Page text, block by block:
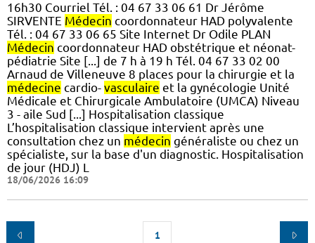
16h30 Courriel Tél. : 04 67 33 06 61 Dr Jérôme
SIRVENTE Médecin coordonnateur HAD polyvalente
Tél. : 04 67 33 06 65 Site Internet Dr Odile PLAN
Médecin coordonnateur HAD obstétrique et néonat-
pédiatrie Site [...] de 7 h à 19 h Tél. 04 67 33 02 00
Arnaud de Villeneuve 8 places pour la chirurgie et la
médecine cardio- vasculaire et la gynécologie Unité
Médicale et Chirurgicale Ambulatoire (UMCA) Niveau
3 - aile Sud [...] Hospitalisation classique
L’hospitalisation classique intervient après une
consultation chez un médecin généraliste ou chez un
spécialiste, sur la base d'un diagnostic. Hospitalisation
de jour (HDJ) L
18/06/2026 16:09
1